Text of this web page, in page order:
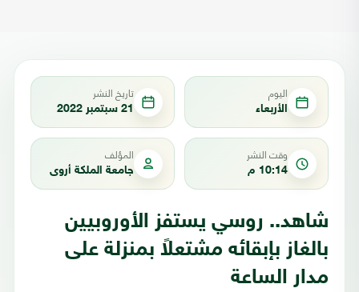
اليوم
الأربعاء
تاريخ النشر
21 سبتمبر 2022
وقت النشر
10:14 م
المؤلف
جامعة الملكة أروى
شاهد.. روسي يستفز الأوروبيين
بالغاز بإبقائه مشتعلاً بمنزلة على
مدار الساعة